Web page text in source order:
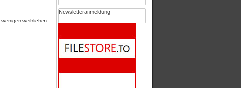
Newsletteranmeldung
weiblichen